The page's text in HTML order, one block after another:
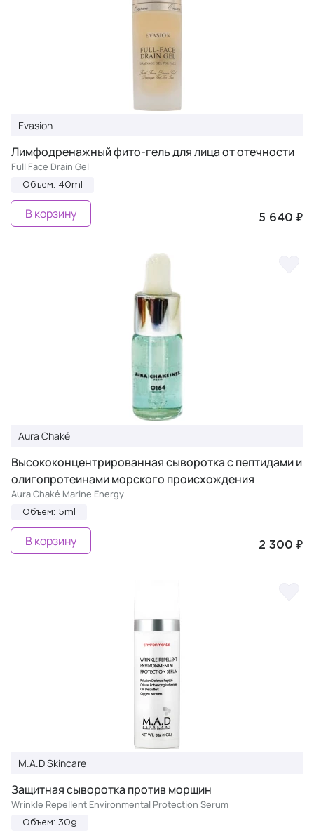
Evasion
Лимфодренажный фито-гель для лица от отечности
Full Face Drain Gel
Объем: 40ml
5 640 ₽
В корзину
Aura Chaké
Высококонцентрированная сыворотка с пептидами и
олигопротеинами морского происхождения
Aura Chaké Marine Energy
Объем: 5ml
2 300 ₽
В корзину
M.A.D Skincare
Защитная сыворотка против морщин
Wrinkle Repellent Environmental Protection Serum
Объем: 30g